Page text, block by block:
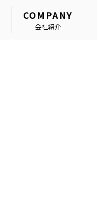
COMPANY
会社紹介